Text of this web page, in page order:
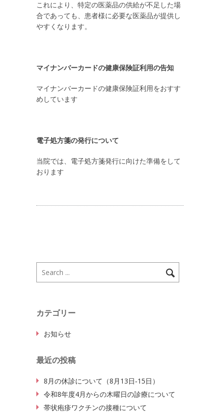
これにより、特定の医薬品の供給が不足した場
合であっても、患者様に必要な医薬品が提供し
やすくなります。
マイナンバーカードの健康保険証利用の告知
マイナンバーカードの健康保険証利用をおすす
めしています
電子処方箋の発行について
当院では、電子処方箋発行に向けた準備をして
おります
カテゴリー
お知らせ
最近の投稿
8月の休診について（8月13日‐15日）
令和8年度4月からの木曜日の診療について
帯状疱疹ワクチンの接種について